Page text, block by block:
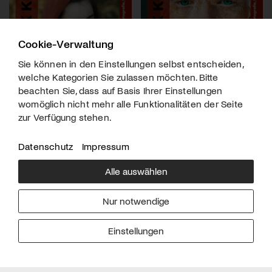
Über uns
Downloads
Werben
Impressum
Cookie-Verwaltung
Sie können in den Einstellungen selbst entscheiden,
welche Kategorien Sie zulassen möchten. Bitte
beachten Sie, dass auf Basis Ihrer Einstellungen
womöglich nicht mehr alle Funktionalitäten der Seite
zur Verfügung stehen.
Datenschutz Impressum
Alle auswählen
Nur notwendige
Einstellungen